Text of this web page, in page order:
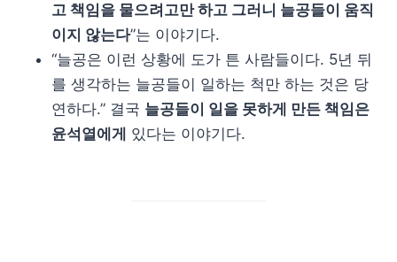
고 책임을 물으려고만 하고 그러니 늘공들이 움직
이지 않는다”는 이야기다.
“늘공은 이런 상황에 도가 튼 사람들이다. 5년 뒤
를 생각하는 늘공들이 일하는 척만 하는 것은 당
연하다.” 결국 늘공들이 일을 못하게 만든 책임은
윤석열에게 있다는 이야기다.